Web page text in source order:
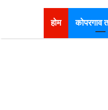
होम कोपरगाव